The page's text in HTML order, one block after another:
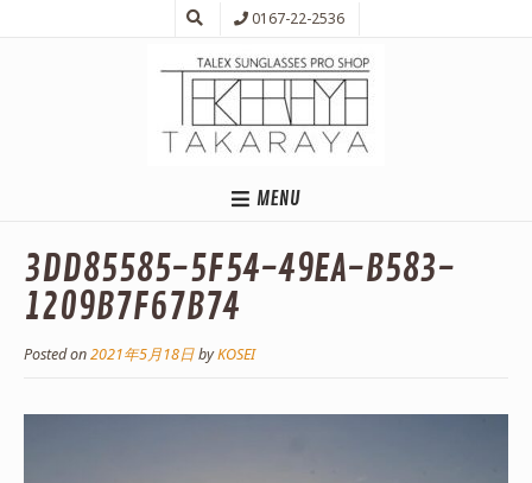
0167-22-2536
MENU
3DD85585-5F54-49EA-B583-
1209B7F67B74
Posted on2021年5月18日byKOSEI